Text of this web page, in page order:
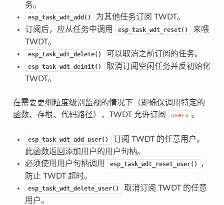
务。
esp_task_wdt_add()
为其他任务订阅 TWDT。
订阅后，应从任务中调用
esp_task_wdt_reset()
来喂
TWDT。
esp_task_wdt_delete() 可以取消之前订阅的任务。
esp_task_wdt_deinit()
取消订阅空闲任务并反初始化
TWDT。
在需要更细粒度级别监视的情况下（即确保调用特定的
函数、存根、代码路径），TWDT 允许订阅
users 。
esp_task_wdt_add_user()
订阅 TWDT 的任意用户。
此函数返回添加用户的用户句柄。
必须使用用户句柄调用
esp_task_wdt_reset_user()
，
防止 TWDT 超时。
esp_task_wdt_delete_user()
取消订阅 TWDT 的任意
用户。